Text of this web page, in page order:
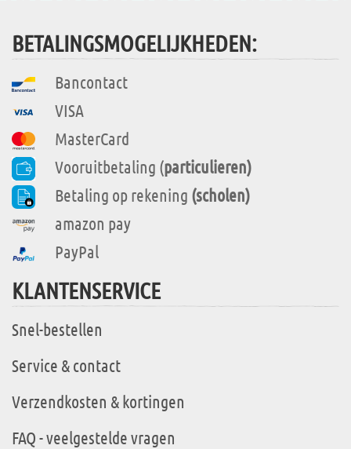
BETALINGSMOGELIJKHEDEN:
Bancontact
VISA
MasterCard
Vooruitbetaling (particulieren)
Betaling op rekening (scholen)
amazon pay
PayPal
KLANTENSERVICE
Snel-bestellen
Service & contact
Verzendkosten & kortingen
FAQ - veelgestelde vragen